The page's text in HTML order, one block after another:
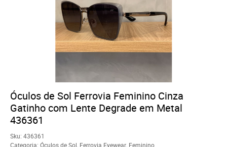
Óculos de Sol Ferrovia Feminino Cinza
Gatinho com Lente Degrade em Metal
436361
Sku: 436361
Categoria: Óculos de Sol Ferrovia Eyewear Feminino